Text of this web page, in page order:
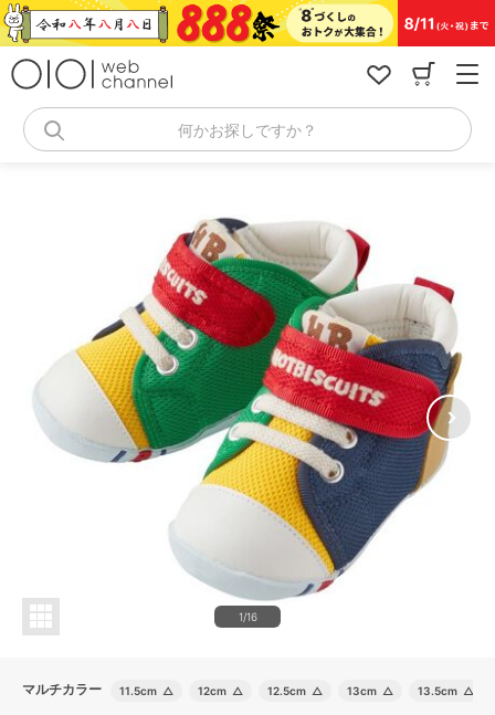
コ
ン
何かお探しですか？
1/16
マルチカラー 11.5cm △ 12cm △ 12.5cm △ 13cm △ 13.5cm △